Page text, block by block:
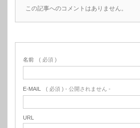
この記事へのコメントはありません。
名前 ( 必須 )
E-MAIL ( 必須 ) - 公開されません -
URL